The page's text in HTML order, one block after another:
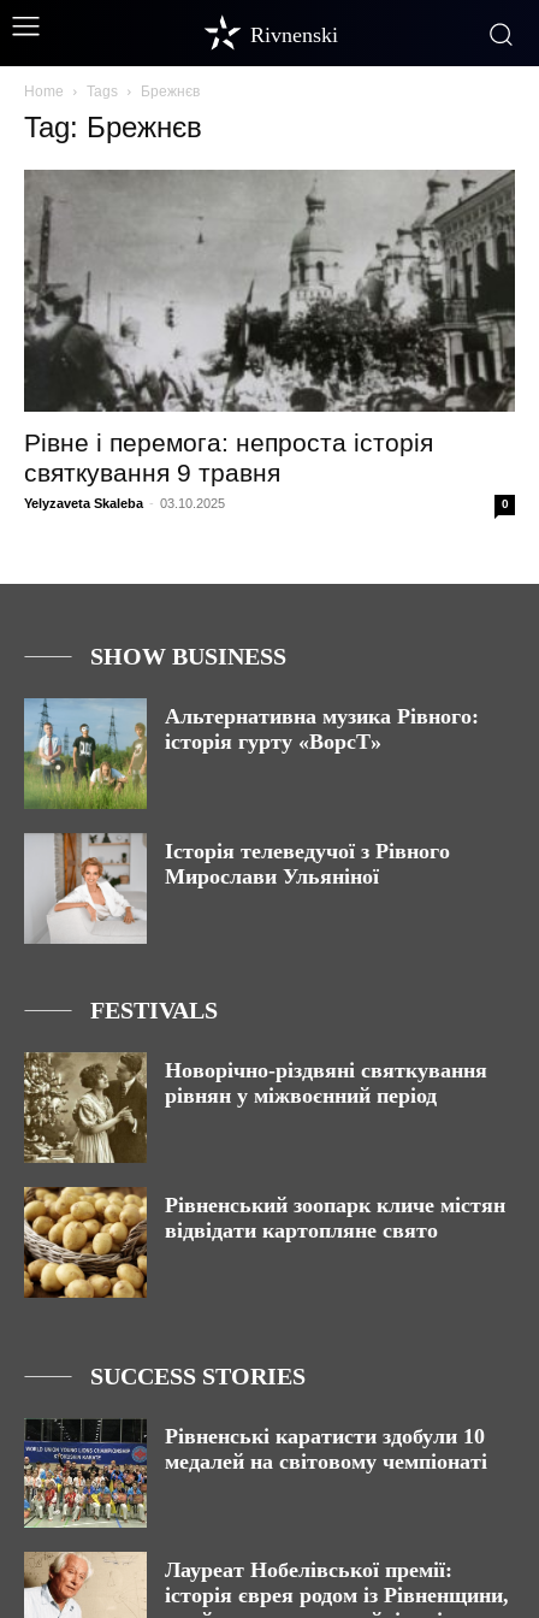
Rivnenski
Home Tags Брежнєв
Tag: Брежнєв
Рівне і перемога: непроста історія
святкування 9 травня
Yelyzaveta Skaleba - 03.10.2025 0
SHOW BUSINESS
Альтернативна музика Рівного:
історія гурту «ВорсТ»
Історія телеведучої з Рівного
Мирослави Ульяніної
FESTIVALS
Новорічно-різдвяні святкування
рівнян у міжвоєнний період
Рівненський зоопарк кличе містян
відвідати картопляне свято
SUCCESS STORIES
Рівненські каратисти здобули 10
медалей на світовому чемпіонаті
Лауреат Нобелівської премії:
історія єврея родом із Рівненщини,